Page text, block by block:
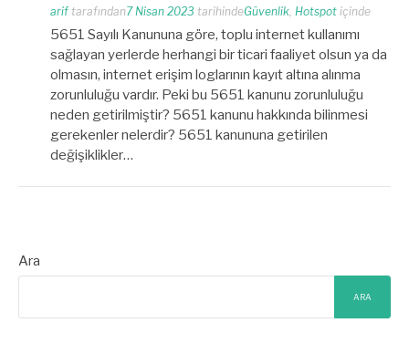
arif tarafından7 Nisan 2023 tarihindeGüvenlik, Hotspot içinde
5651 Sayılı Kanununa göre, toplu internet kullanımı
sağlayan yerlerde herhangi bir ticari faaliyet olsun ya da
olmasın, internet erişim loglarının kayıt altına alınma
zorunluluğu vardır. Peki bu 5651 kanunu zorunluluğu
neden getirilmiştir? 5651 kanunu hakkında bilinmesi
gerekenler nelerdir? 5651 kanununa getirilen
değişiklikler…
Ara
ARA